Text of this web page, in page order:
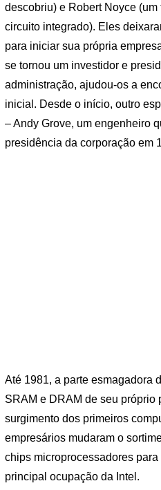
descobriu) e Robert Noyce
circuito integrado). Eles
para iniciar sua própria
se tornou um investidor e
administração, ajudou-os a
inicial. Desde o início, outro
– Andy Grove, um engenheiro
presidência da corporação em
Até 1981, a parte esmagadora
SRAM e DRAM de seu próprio
surgimento dos primeiros
empresários mudaram o
chips microprocessadores
principal ocupação da Intel.